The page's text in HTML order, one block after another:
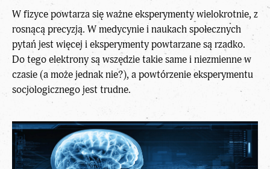
W fizyce powtarza się ważne eksperymenty wielokrotnie, z
rosnącą precyzją. W medycynie i naukach społecznych
pytań jest więcej i eksperymenty powtarzane są rzadko.
Do tego elektrony są wszędzie takie same i niezmienne w
czasie (a może jednak nie?), a powtórzenie eksperymentu
socjologicznego jest trudne.